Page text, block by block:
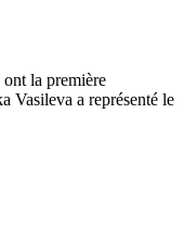
la première
Vasileva a représenté le